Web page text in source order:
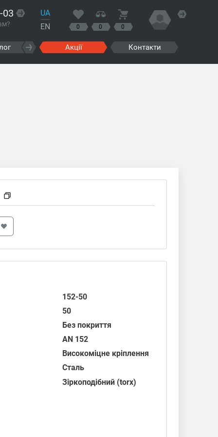
03
UA
EN
0 0 0
Акції Контакти
152-50
50
Без покриття
AN 152
Високоміцне кріплення
Сталь
Зіркоподібний (torx)